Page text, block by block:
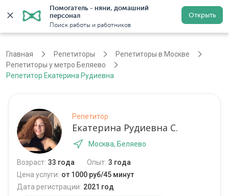
Помогатель - няни, домашний
персонал
Поиск работы и работников
Открыть
Регистрация
Главная Репетиторы
Репетиторы в Москве
Репетиторы у метро Беляево
Репетитор Екатерина Рудиевна
Репетитор
Екатерина Рудиевна С.
Москва, Беляево
Возраст: 33 года Опыт: 3 года
Цена услуги: от 1000 руб/45 минут
Дата регистрации: 2021 год